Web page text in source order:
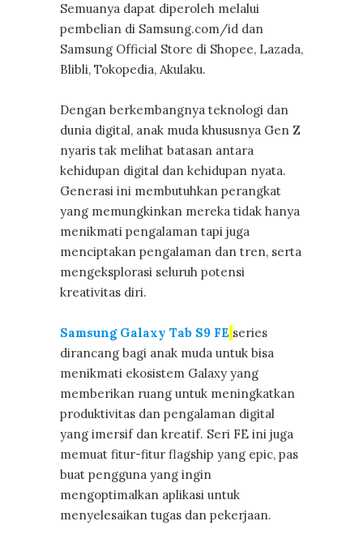
Semuanya dapat diperoleh melalui
pembelian di Samsung.com/id dan
Samsung Official Store di Shopee, Lazada,
Blibli, Tokopedia, Akulaku.
Dengan berkembangnya teknologi dan
dunia digital, anak muda khususnya Gen Z
nyaris tak melihat batasan antara
kehidupan digital dan kehidupan nyata.
Generasi ini membutuhkan perangkat
yang memungkinkan mereka tidak hanya
menikmati pengalaman tapi juga
menciptakan pengalaman dan tren, serta
mengeksplorasi seluruh potensi
kreativitas diri.
Samsung Galaxy Tab S9 FE series
dirancang bagi anak muda untuk bisa
menikmati ekosistem Galaxy yang
memberikan ruang untuk meningkatkan
produktivitas dan pengalaman digital
yang imersif dan kreatif. Seri FE ini juga
memuat fitur-fitur flagship yang epic, pas
buat pengguna yang ingin
mengoptimalkan aplikasi untuk
menyelesaikan tugas dan pekerjaan.